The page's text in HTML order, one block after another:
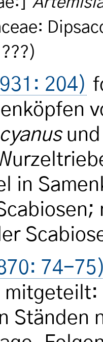
204)
in
74-
Ständen